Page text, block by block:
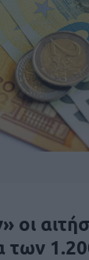
των